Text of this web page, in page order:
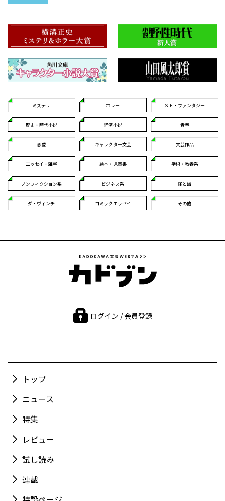
ミステリ ホラー ＳＦ・ファンタジー
歴史・時代小説 経済小説 青春
恋愛 キャラクター文芸 文芸作品
エッセイ・雑学 絵本・児童書 学術・教養系
ノンフィクション系 ビジネス系 怪と幽
ダ・ヴィンチ コミックエッセイ その他
ログイン / 会員登録
トップ
ニュース
特集
レビュー
試し読み
連載